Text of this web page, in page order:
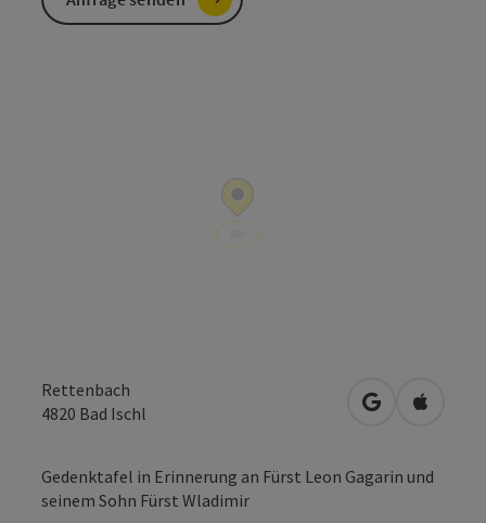
Rettenbach
4820 Bad Ischl in Google
in
Gedenktafel in Erinnerung an Fürst Leon Gagarin und
seinem Sohn Fürst Wladimir